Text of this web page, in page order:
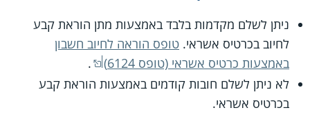
ניתן לשלם מקדמות בלבד באמצעות מתן הוראת קבע
לחיוב בכרטיס אשראי. טופס הוראה לחיוב חשבון
באמצעות כרטיס אשראי (טופס 6124)
.
לא ניתן לשלם חובות קודמים באמצעות הוראת קבע
בכרטיס אשראי.